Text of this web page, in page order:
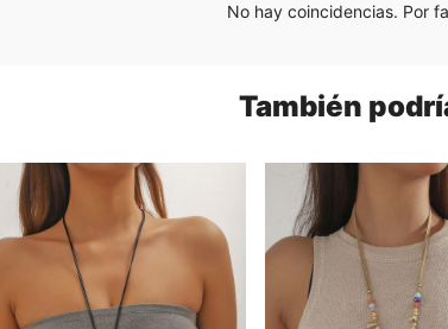
No hay coincidencias. Por
También